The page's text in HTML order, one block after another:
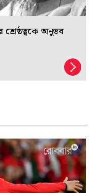
শ্রেষ্ঠত্বকে অনুভব